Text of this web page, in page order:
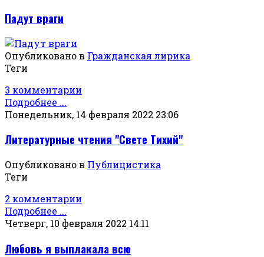
Падут враги
Опубликовано в Гражданская лирика
Теги
3 комментарии
Подробнее ...
Понедельник, 14 февраля 2022 23:06
Литературные чтения "Свете Тихий"
Опубликовано в Публицистика
Теги
2 комментарии
Подробнее ...
Четверг, 10 февраля 2022 14:11
Любовь я выплакала всю